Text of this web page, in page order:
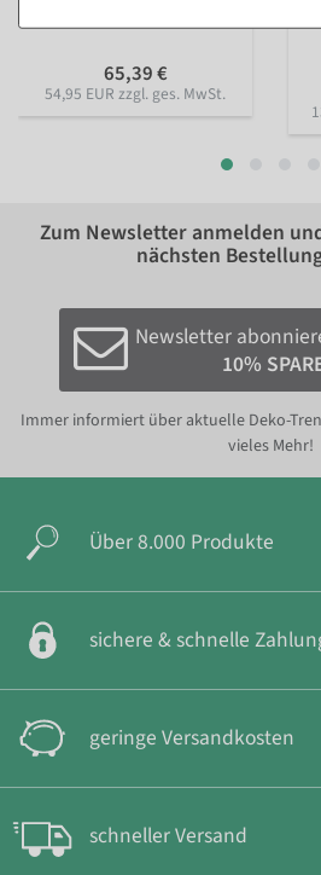
65,39 €
54,95 EUR zzgl. ges. MwSt.
Zum Newsletter anmelden
nächsten
Newsletter
10%
Immer informiert über aktuelle Deko-
vieles Mehr!
Über 8.000 Produkte
sichere & schnelle
geringe Versandkosten
schneller Versand